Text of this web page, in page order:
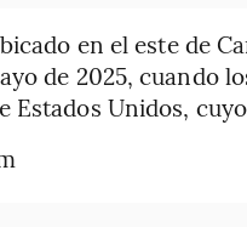
en el este de
de 2025, cuando
Estados Unidos,